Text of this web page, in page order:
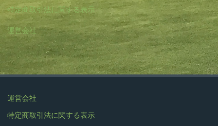
特定商取引法に関する表示
運営会社
運営会社
特定商取引法に関する表示